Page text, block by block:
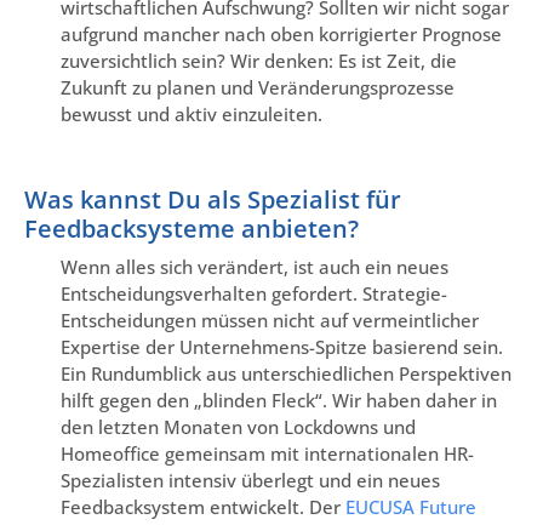
wirtschaftlichen Aufschwung? Sollten wir nicht sogar
aufgrund mancher nach oben korrigierter Prognose
zuversichtlich sein? Wir denken: Es ist Zeit, die
Zukunft zu planen und Veränderungsprozesse
bewusst und aktiv einzuleiten.
Was kannst Du als Spezialist für
Feedbacksysteme anbieten?
Wenn alles sich verändert, ist auch ein neues
Entscheidungsverhalten gefordert. Strategie-
Entscheidungen müssen nicht auf vermeintlicher
Expertise der Unternehmens-Spitze basierend sein.
Ein Rundumblick aus unterschiedlichen Perspektiven
hilft gegen den „blinden Fleck“. Wir haben daher in
den letzten Monaten von Lockdowns und
Homeoffice gemeinsam mit internationalen HR-
Spezialisten intensiv überlegt und ein neues
Feedbacksystem entwickelt. Der EUCUSA Future